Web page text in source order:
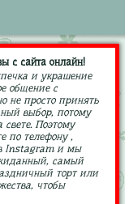
с сайта онлайн!
и украшение
общение с
не просто принять
выбор, потому
Поэтому
по телефону ,
в Instagram и мы
самый
торт или
чтобы